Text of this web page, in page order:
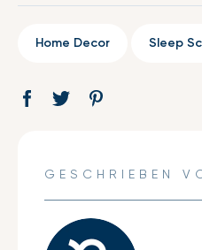
Home Decor Sleep
Auf
Öffnet
Tweet
Öffnet
GESCHRIEBEN